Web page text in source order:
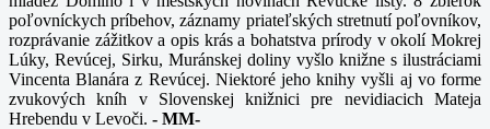
poľovníckych príbehov, záznamy priateľských stretnutí poľovníkov,
rozprávanie zážitkov a opis krás a bohatstva prírody v okolí Mokrej
Lúky, Revúcej, Sirku, Muránskej doliny vyšlo knižne s ilustráciami
Vincenta Blanára z Revúcej. Niektoré jeho knihy vyšli aj vo forme
zvukových kníh v Slovenskej knižnici pre nevidiacich Mateja
Hrebendu v Levoči. - MM-